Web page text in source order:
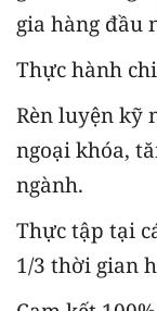
gia hàng đầu
Thực hành
Rèn luyện kỹ
ngoại khóa,
ngành.
Thực tập tại
1/3 thời gian